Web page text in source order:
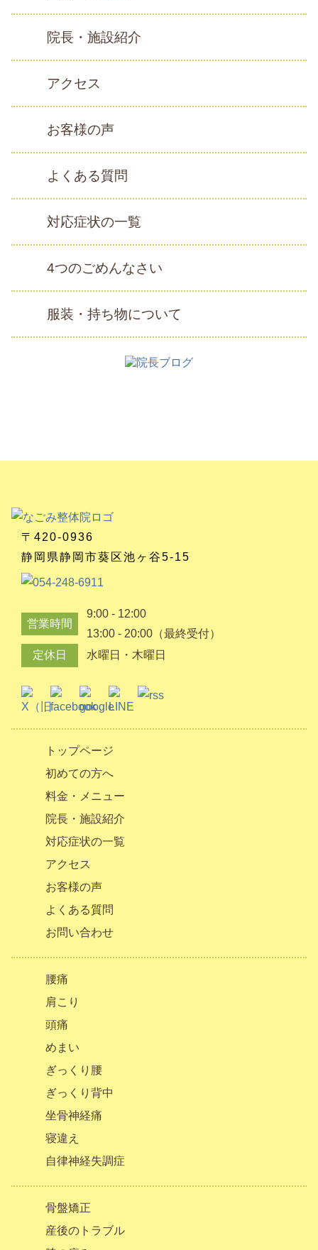
院長・施設紹介
アクセス
お客様の声
よくある質問
対応症状の一覧
4つのごめんなさい
服装・持ち物について
〒420-0936
静岡県静岡市葵区池ヶ谷5-15
営業時間
9:00 - 12:00
13:00 - 20:00（最終受付）
定休日
水曜日・木曜日
トップページ
初めての方へ
料金・メニュー
院長・施設紹介
対応症状の一覧
アクセス
お客様の声
よくある質問
お問い合わせ
腰痛
肩こり
頭痛
めまい
ぎっくり腰
ぎっくり背中
坐骨神経痛
寝違え
自律神経失調症
骨盤矯正
産後のトラブル